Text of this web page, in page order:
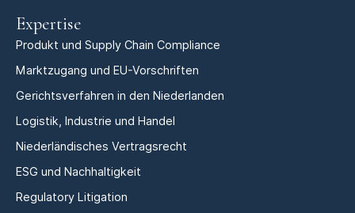
Expertise
Produkt und Supply Chain Compliance
Marktzugang und EU-Vorschriften
Gerichtsverfahren in den Niederlanden
Logistik, Industrie und Handel
Niederländisches Vertragsrecht
ESG und Nachhaltigkeit
Regulatory Litigation